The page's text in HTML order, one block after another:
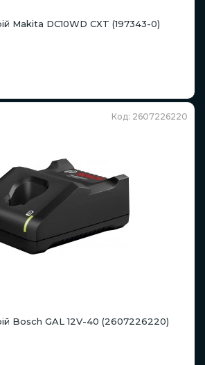
Makita DC10WD CXT (197343-0)
Код: 2607226220
Bosch GAL 12V-40 (2607226220)